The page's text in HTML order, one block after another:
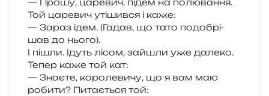
— Прошу, царе­вич, підем на полю­ва­н­ня.
Той царе­вич уті­шив­ся і каже:
— Зараз ідем. (Гадав, що тато подо­брі­
шав до нього).
І пішли. Ідуть лісом, зайшли уже дале­ко.
Тепер каже той кат:
— Знаєте, коро­ле­ви­чу, що я вам маю
роби­ти? Питається той: